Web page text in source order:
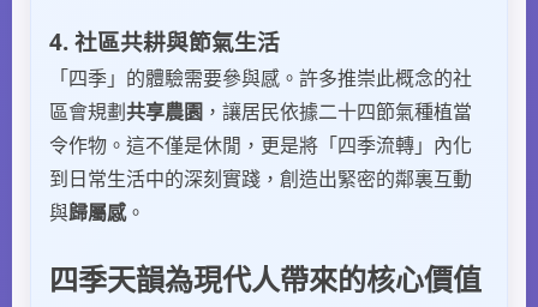
4. 社區共耕與節氣生活
「四季」的體驗需要參與感。許多推崇此概念的社
區會規劃共享農園 ，讓居民依據二十四節氣種植當
令作物。這不僅是休閒，更是將「四季流轉」內化
到日常生活中的深刻實踐，創造出緊密的鄰裏互動
與歸屬感。
四季天韻為現代人帶來的核心價值